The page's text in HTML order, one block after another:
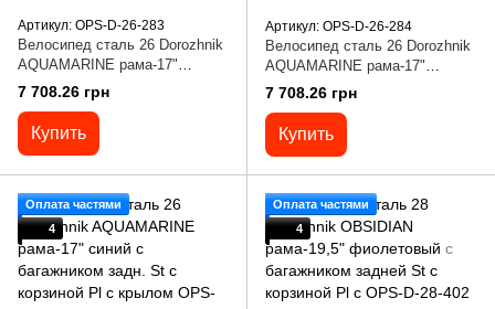
Артикул: OPS-D-26-283
Велосипед сталь 26 Dorozhnik
AQUAMARINE рама-17"
бежевый с багажником задн.
St с корзиной Pl с крылом
7 708.26 грн
Купить
Артикул: OPS-D-26-284
Велосипед сталь 26 Dorozhnik
AQUAMARINE рама-17"
зеленый с багажником задн. St
с корзиной Pl с крылом
7 708.26 грн
Купить
Оплата частями
4
Оплата частями
4